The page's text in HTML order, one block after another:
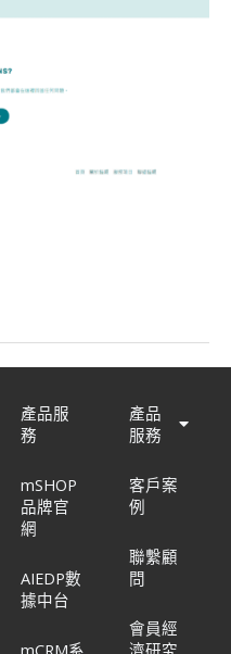
產品服
務
mSHOP
品牌官
網
AIEDP數
據中台
產品
服務
客戶案
例
聯繫顧
問
會員經